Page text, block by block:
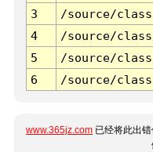
3 /source/
4
/source/
5
/source/
6
/source/
www.365jz.com 已经将此出